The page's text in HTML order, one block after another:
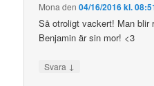
Mona den04/16/2016 kl.
Så otroligt vackert! Man
Benjamin är sin mor! <3
Svara ↓